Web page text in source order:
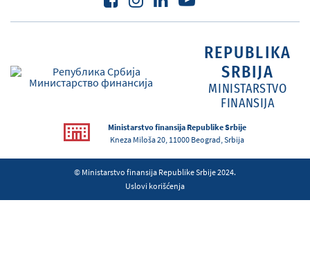
REPUBLIKA
SRBIJA
MINISTARSTVO
FINANSIJA
Ministarstvo finansija Republike Srbije
Kneza Miloša 20, 11000 Beograd, Srbija
© Ministarstvo finansija Republike Srbije 2024.
Uslovi korišćenja